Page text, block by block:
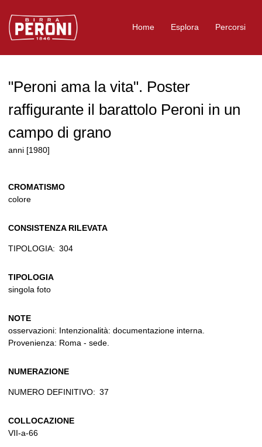
Logo Birra Peroni
Home Esplora Percorsi
"Peroni ama la vita". Poster
raffigurante il barattolo Peroni in un
campo di grano
anni [1980]
CROMATISMO
colore
CONSISTENZA RILEVATA
TIPOLOGIA: 304
TIPOLOGIA
singola foto
NOTE
osservazioni: Intenzionalità: documentazione interna.
Provenienza: Roma - sede.
NUMERAZIONE
NUMERO DEFINITIVO: 37
COLLOCAZIONE
VII-a-66